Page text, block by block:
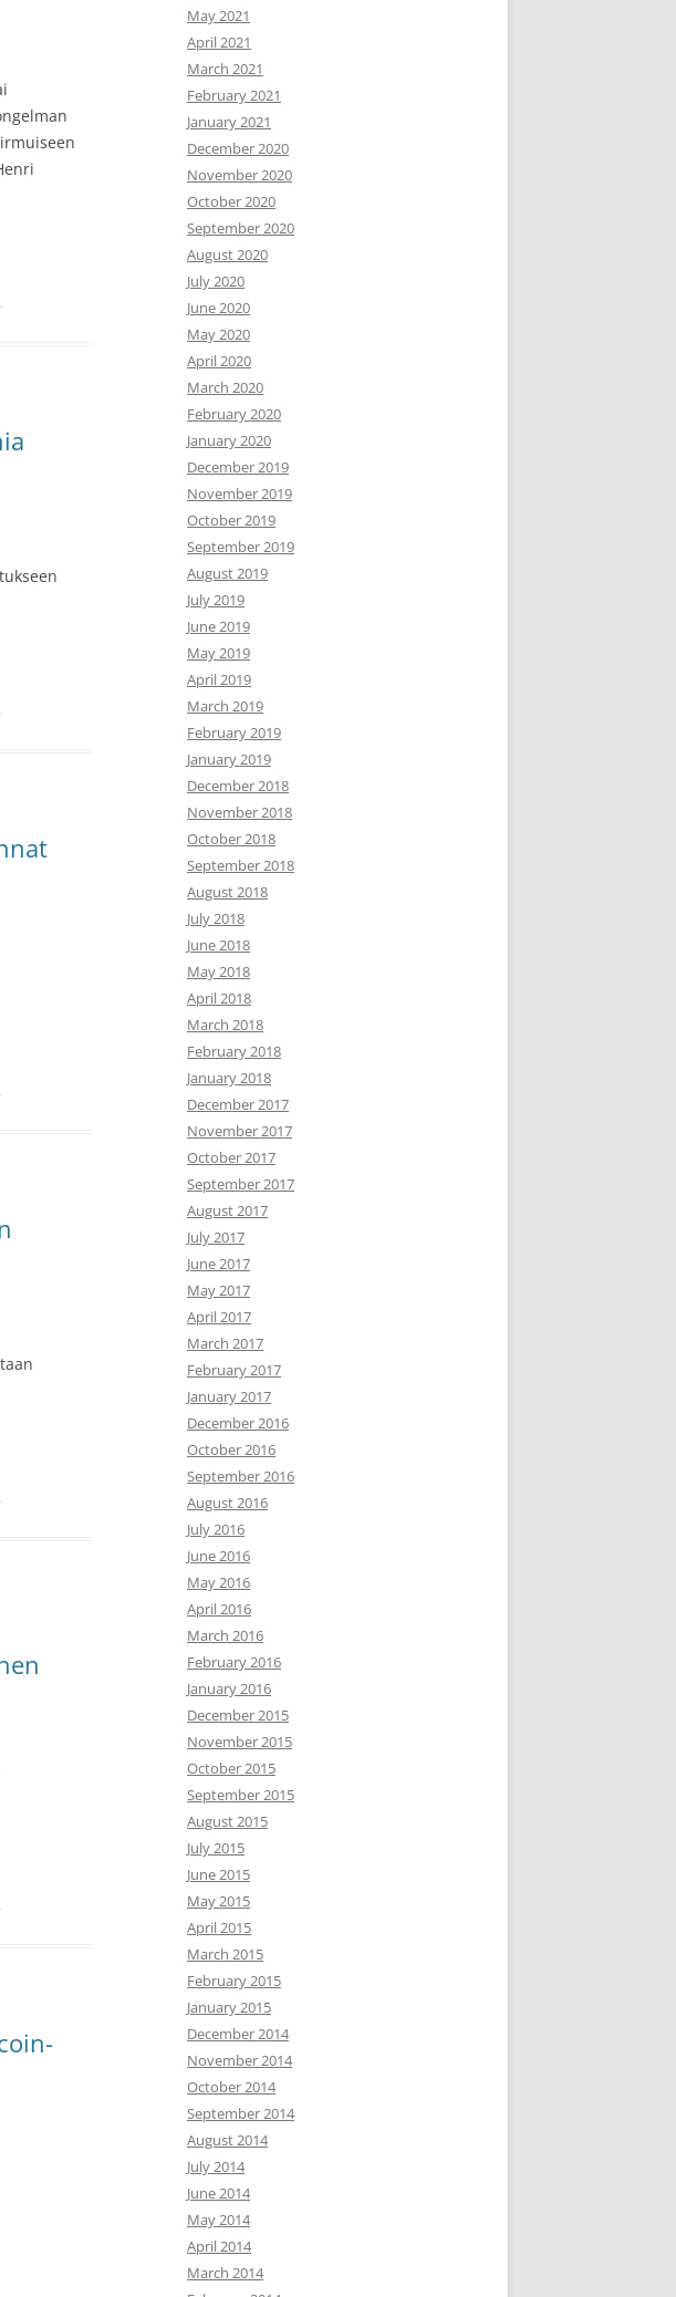
.
.
.
.
.
May 2021
April 2021
March 2021
February 2021
January 2021
December 2020
November 2020
October 2020
September 2020
August 2020
July 2020
June 2020
May 2020
April 2020
March 2020
February 2020
January 2020
December 2019
November 2019
October 2019
September 2019
August 2019
July 2019
June 2019
May 2019
April 2019
March 2019
February 2019
January 2019
December 2018
November 2018
October 2018
September 2018
August 2018
July 2018
June 2018
May 2018
April 2018
March 2018
February 2018
January 2018
December 2017
November 2017
October 2017
September 2017
August 2017
July 2017
June 2017
May 2017
April 2017
March 2017
February 2017
January 2017
December 2016
October 2016
September 2016
August 2016
July 2016
June 2016
May 2016
April 2016
March 2016
February 2016
January 2016
December 2015
November 2015
October 2015
September 2015
August 2015
July 2015
June 2015
May 2015
April 2015
March 2015
February 2015
January 2015
December 2014
November 2014
October 2014
September 2014
August 2014
July 2014
June 2014
May 2014
April 2014
March 2014